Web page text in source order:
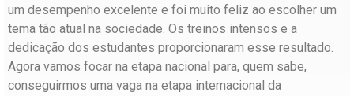
um desempenho excelente e foi muito feliz ao escolher um
tema tão atual na sociedade. Os treinos intensos e a
dedicação dos estudantes proporcionaram esse resultado.
Agora vamos focar na etapa nacional para, quem sabe,
conseguirmos uma vaga na etapa internacional da